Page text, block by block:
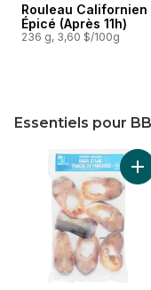
Rouleau Californien
Épicé (Après 11h)
236 g, 3,60 $/100g
Essentiels pour
sauter Essentiels